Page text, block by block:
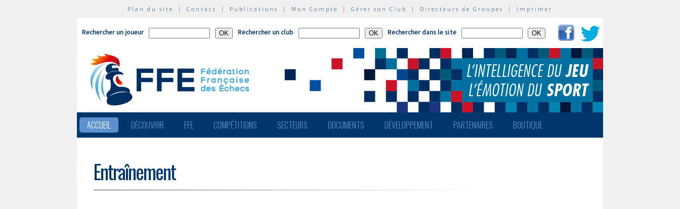
Plan du site | Contact | Publications | Mon Compte | Gérer son Club | Directeurs de Groupes | Imprimer
Rechercher un joueur Rechercher un club Rechercher dans le site
ACCUEIL DÉCOUVRIR FFE COMPÉTITIONS SECTEURS DOCUMENTS DÉVELOPPEMENT PARTENAIRES BOUTIQUE
Entraînement